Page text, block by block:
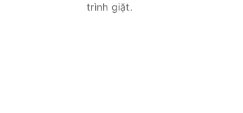
trình giặt.